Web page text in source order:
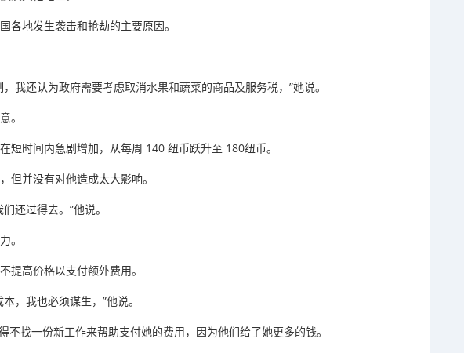
各地发生袭击和抢劫的主要原因。
我还认为政府需要考虑取消水果和蔬菜的商品及服务税，”她说。
。
短时间内急剧增加，从每周 140 纽币跃升至 180纽币。
但并没有对他造成太大影响。
还过得去。”他说。
。
提高价格以支付额外费用。
，我也必须谋生，”他说。
不找一份新工作来帮助支付她的费用，因为他们给了她更多的钱。